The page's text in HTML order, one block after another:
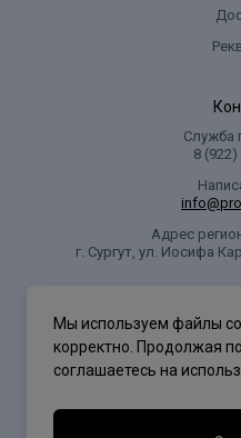
Служба
8 (922)
Адрес
г. Сургут, ул. Иосифа
Мы используем файлы
корректно. Продолжая
соглашаетесь на